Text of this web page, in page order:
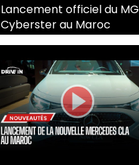
Lancement officiel du MG
Cyberster au Maroc